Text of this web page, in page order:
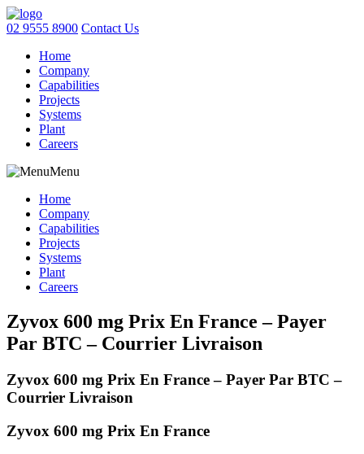
02 9555 8900 Contact Us
Home
Company
Capabilities
Projects
Systems
Plant
Careers
Menu
Home
Company
Capabilities
Projects
Systems
Plant
Careers
Zyvox 600 mg Prix En France – Payer
Par BTC – Courrier Livraison
Zyvox 600 mg Prix En France – Payer Par BTC –
Courrier Livraison
Zyvox 600 mg Prix En France